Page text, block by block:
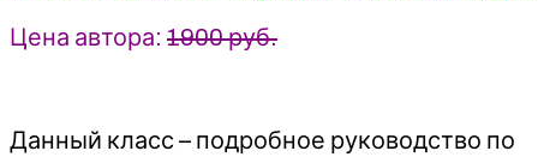
Цена автора: 1900 руб.
Данный класс – подробное руководство по